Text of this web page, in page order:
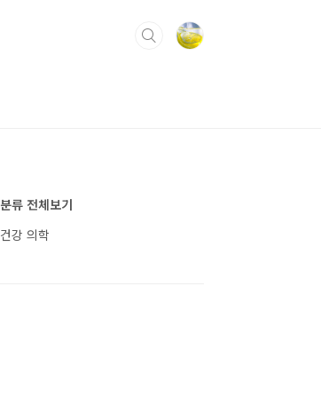
분류 전체보기
건강 의학